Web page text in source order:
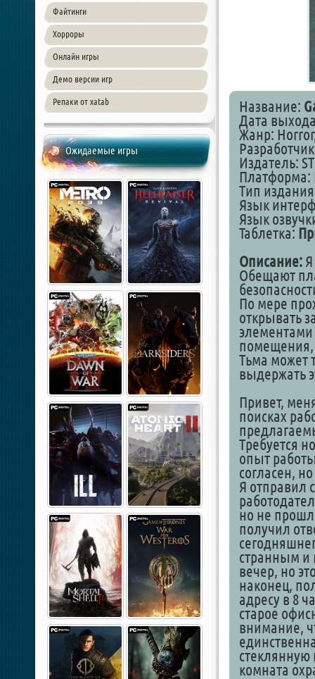
Файтинги
Хорроры
Онлайн игры
Демо версии игр
Репаки от xatab
Ожидаемые игры
Название:
Дата
Жанр:
Издатель:
Платформа:
Тип
Язык
Язык
Таблетка:
Описание:
Обещают
По мере
открывать
элементами
помещения,
Тьма может
выдержать
Привет,
поисках
Требуется
опыт
согласен,
Я отправил
но не
получил
странным и
вечер, но
наконец,
адресу в 8
старое
внимание,
комната